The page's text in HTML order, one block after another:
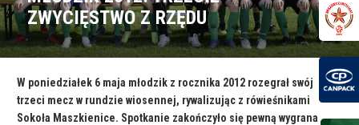
ZWYCIĘSTWO Z RZĘDU
W poniedziałek 6 maja młodzik z rocznika 2012 rozegrał swój
trzeci mecz w rundzie wiosennej, rywalizując z rówieśnikami
Sokoła Maszkienice. Spotkanie zakończyło się pewną wygrana